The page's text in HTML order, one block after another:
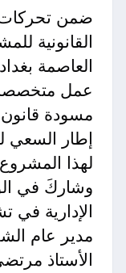
ضمن تحركات
القانونية
العاصمة
عمل
مسودة
إطار السعي
لهذا
وشاركَ في
الإدارية في
مدير عام
الأستاذ